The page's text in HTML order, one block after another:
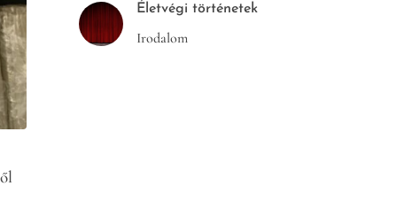
Életvégi történetek
Irodalom